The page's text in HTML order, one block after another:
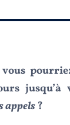
jusqu’à
appels ?